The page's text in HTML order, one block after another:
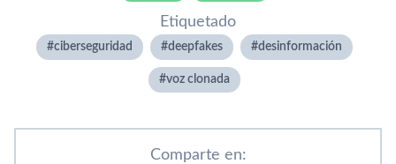
Etiquetado
ciberseguridad deepfakes desinformación
voz clonada
Comparte en: